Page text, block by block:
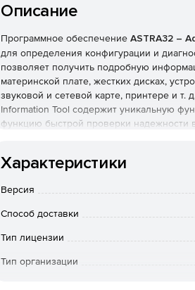
Описание
Программное обеспечение ASTRA32 –
для определения конфигурации и
позволяет получить подробную
материнской плате, жестких дисках,
звуковой и сетевой карте, принтере и т.
Information Tool содержит уникальную
функцию быстрой проверки надежности
режиме командной строки.Основные
Transmeta, NexGen, UMC, IBM, Texas
оригинальной частоты, номера, типа
Характеристики
Версия
Способ доставки
Тип лицензии
Тип организации